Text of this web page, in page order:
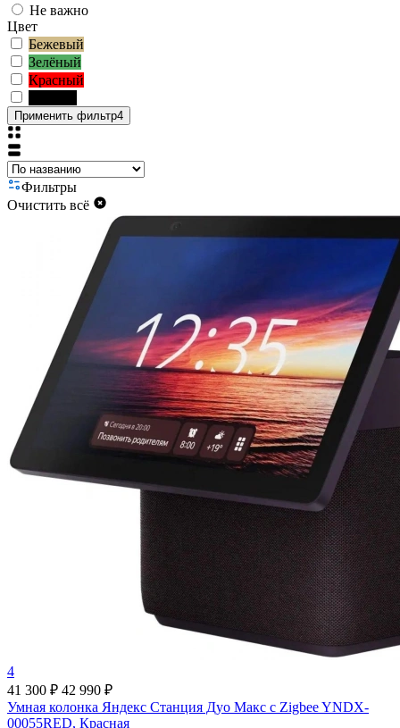
Не важно
Цвет
Бежевый
Зелёный
Красный
Применить фильтр4
Фильтры
Очистить всё
4
41 300 ₽ 42 990 ₽
Умная колонка Яндекс Станция Дуо Макс c Zigbee YNDX-
00055RED, Красная